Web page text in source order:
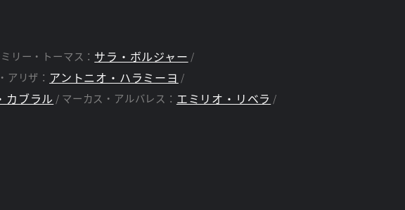
リー・トーマス： サラ・ボルジャー
アリザ： アントニオ・ハラミーヨ
カブラル マーカス・アルバレス： エミリオ・リベラ